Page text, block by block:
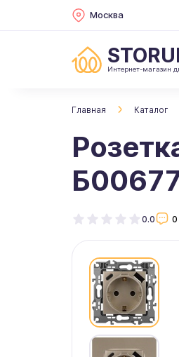
Москва
Интернет-магазин
Главная Каталог
0.0 0